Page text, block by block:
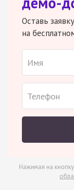
Оставь
на
Нажимая на